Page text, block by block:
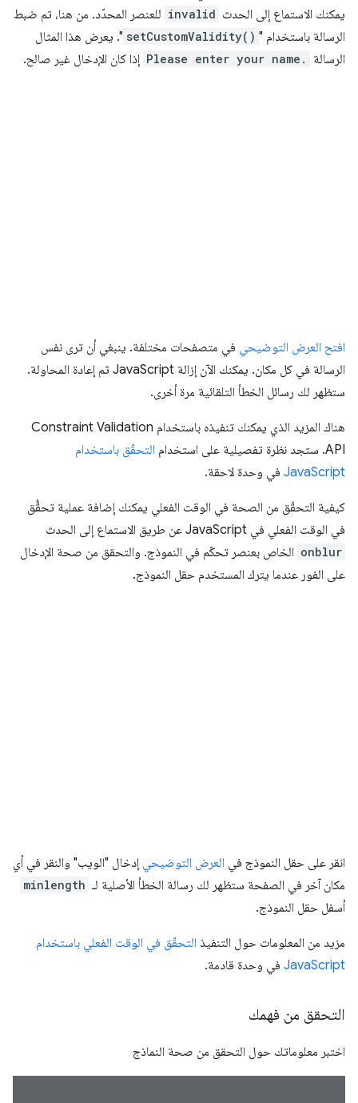
يمكنك الاستماع إلى الحدث invalid للعنصر المحدّد. من هنا، تم ضبط
الرسالة باستخدام " setCustomValidity() ". يعرض هذا المثال
الرسالة
Please enter your name. إذا كان الإدخال غير صالح.
افتح العرض التوضيحي في متصفحات مختلفة. ينبغي أن ترى نفس
الرسالة في كل مكان. يمكنك الآن إزالة JavaScript ثم إعادة المحاولة.
ستظهر لك رسائل الخطأ التلقائية مرة أخرى.
هناك المزيد الذي يمكنك تنفيذه باستخدام Constraint Validation
API. ستجد نظرة تفصيلية على استخدام
التحقّق باستخدام
JavaScript في وحدة لاحقة.
كيفية التحقّق من الصحة في الوقت الفعلي يمكنك إضافة عملية تحقُّق
في الوقت الفعلي في JavaScript عن طريق الاستماع إلى الحدث
onblur الخاص بعنصر تحكّم في النموذج. والتحقق من صحة الإدخال
على الفور عندما يترك المستخدم حقل النموذج.
انقر على حقل النموذج في العرض التوضيحي إدخال "الويب" والنقر في أي
مكان آخر في الصفحة ستظهر لك رسالة الخطأ الأصلية لـ minlength
أسفل حقل النموذج.
مزيد من المعلومات حول التنفيذ التحقّق في الوقت الفعلي باستخدام
JavaScript في وحدة قادمة.
التحقق من فهمك
اختبر معلوماتك حول التحقق من صحة النماذج